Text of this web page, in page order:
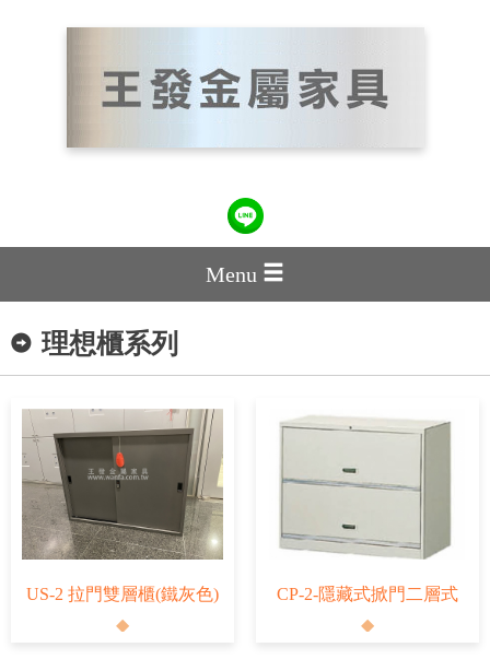
Menu
理想櫃系列
US-2 拉門雙層櫃(鐵灰色) CP-2-隱藏式掀門二層式